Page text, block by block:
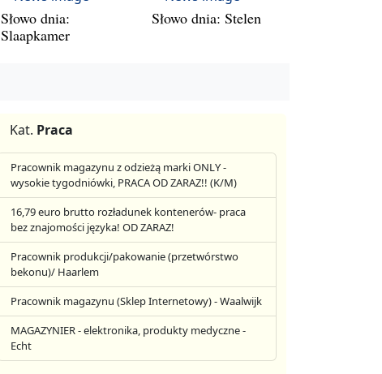
Słowo dnia:
Slaapkamer
Słowo dnia: Stelen
Kat. Praca
Pracownik magazynu z odzieżą marki ONLY -
wysokie tygodniówki, PRACA OD ZARAZ!! (K/M)
16,79 euro brutto rozładunek kontenerów- praca
bez znajomości języka! OD ZARAZ!
Pracownik produkcji/pakowanie (przetwórstwo
bekonu)/ Haarlem
Pracownik magazynu (Sklep Internetowy) - Waalwijk
MAGAZYNIER - elektronika, produkty medyczne -
Echt